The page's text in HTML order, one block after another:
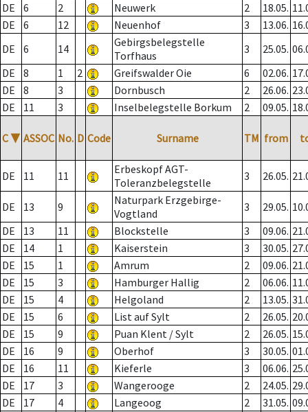
DE
6 2 Neuwerk 2 18.05.
DE
6 12 Neuenhof 3 13.06.
DE
6 14
Gebirgsbelegstelle
Torfhaus
3 25.05.
DE
8 1 2 Greifswalder Oie 6 02.06.
DE
8 3 Dornbusch 2 26.06.
DE
11 3 Inselbelegstelle Borkum 2 09.05.
C ▼ ASSOC No. D Code Surname TM from
DE 11 11
Erbeskopf AGT-
Toleranzbelegstelle
3 26.05.
DE 13 9
Naturpark Erzgebirge-
Vogtland
3 29.05.
DE
13 11 Blockstelle 3 09.06.
DE
14 1 Kaiserstein 3 30.05.
DE
15 1 Amrum 2 09.06.
DE
15 3 Hamburger Hallig 2 06.06.
DE
15 4 Helgoland 2 13.05.
DE
15 6 List auf Sylt 2 26.05.
DE
15 9 Puan Klent / Sylt 2 26.05.
DE
16 9 Oberhof 3 30.05.
DE
16 11 Kieferle 3 06.06.
DE
17 3 Wangerooge 2 24.05.
DE
17 4 Langeoog 2 31.05.